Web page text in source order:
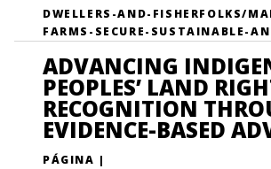
DWELLERS-AND-FISHERFOLKS/
FARMS-SECURE-SUSTAINABLE-
ADVANCING
PEOPLES’ LAND
RECOGNITION
EVIDENCE-BASED
PÁGINA |